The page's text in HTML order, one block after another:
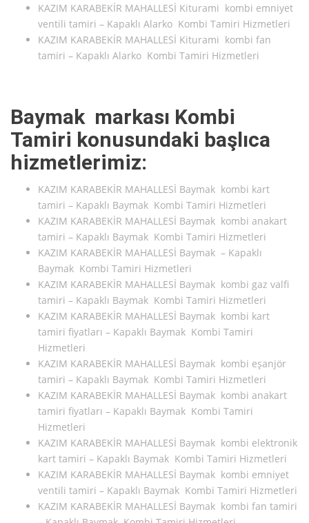
KAZIM KARABEKİR MAHALLESİ Kiturami kombi emniyet
ventili tamiri – Kapaklı Alarko Kombi Tamiri Hizmetleri
KAZIM KARABEKİR MAHALLESİ Kiturami kombi fan
tamiri – Kapaklı Alarko Kombi Tamiri Hizmetleri
Baymak markası Kombi
Tamiri konusundaki başlıca
hizmetlerimiz:
KAZIM KARABEKİR MAHALLESİ Baymak kombi kart
tamiri – Kapaklı Baymak Kombi Tamiri Hizmetleri
KAZIM KARABEKİR MAHALLESİ Baymak kombi anakart
tamiri – Kapaklı Baymak Kombi Tamiri Hizmetleri
KAZIM KARABEKİR MAHALLESİ Baymak – Kapaklı
Baymak Kombi Tamiri Hizmetleri
KAZIM KARABEKİR MAHALLESİ Baymak kombi gaz valfi
tamiri – Kapaklı Baymak Kombi Tamiri Hizmetleri
KAZIM KARABEKİR MAHALLESİ Baymak kombi kart
tamiri fiyatları – Kapaklı Baymak Kombi Tamiri
Hizmetleri
KAZIM KARABEKİR MAHALLESİ Baymak kombi eşanjör
tamiri – Kapaklı Baymak Kombi Tamiri Hizmetleri
KAZIM KARABEKİR MAHALLESİ Baymak kombi anakart
tamiri fiyatları – Kapaklı Baymak Kombi Tamiri
Hizmetleri
KAZIM KARABEKİR MAHALLESİ Baymak kombi elektronik
kart tamiri – Kapaklı Baymak Kombi Tamiri Hizmetleri
KAZIM KARABEKİR MAHALLESİ Baymak kombi emniyet
ventili tamiri – Kapaklı Baymak Kombi Tamiri Hizmetleri
KAZIM KARABEKİR MAHALLESİ Baymak kombi fan tamiri